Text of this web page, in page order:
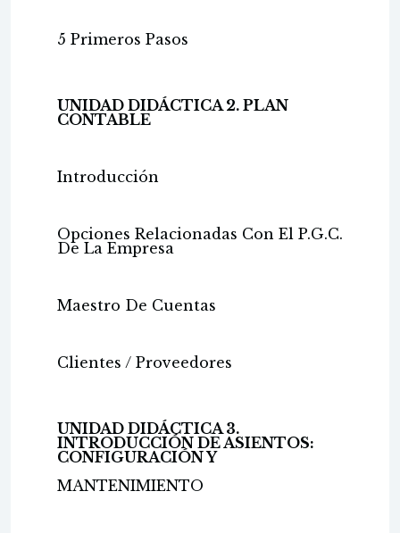
5 Primeros Pasos
UNIDAD DIDÁCTICA 2. PLAN
CONTABLE
Introducción
Opciones Relacionadas Con El P.G.C.
De La Empresa
Maestro De Cuentas
Clientes / Proveedores
UNIDAD DIDÁCTICA 3.
INTRODUCCIÓN DE ASIENTOS:
CONFIGURACIÓN Y
MANTENIMIENTO